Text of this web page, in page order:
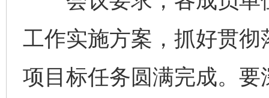
工作实施方案，抓好贯
项目标任务圆满完成。